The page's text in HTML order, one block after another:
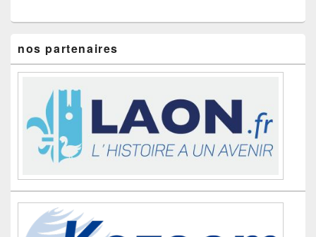
principale
de
barre
latérale
nos partenaires